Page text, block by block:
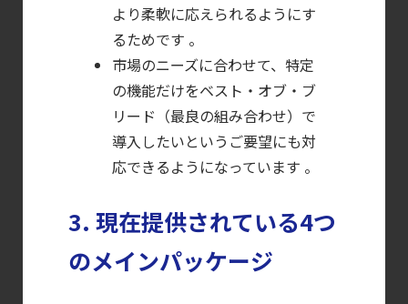
コンテナセキュリティとは？
クラウドネイティブ時代に必要な対策の全体像
【ブログ】CISO
のための Headless
Cloud Security
ブログを更新しました
ブログを更新しました
より柔軟に応えられるようにす
るためです 。
市場のニーズに合わせて、特定
の機能だけをベスト・オブ・ブ
リード（最良の組み合わせ）で
導入したいというご要望にも対
応できるようになっています 。
3. 現在提供されている4つ
のメインパッケージ